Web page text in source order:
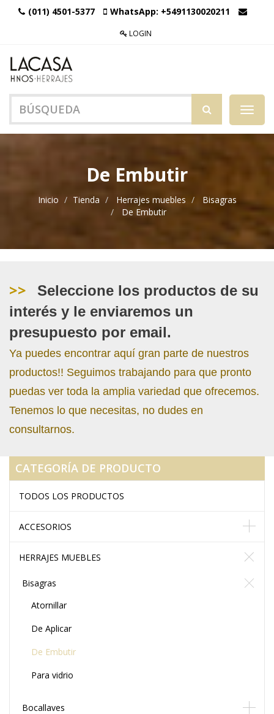
(011) 4501-5377 WhatsApp: +5491130020211
LOGIN
Menú
de
De Embutir
Inicio Tienda Herrajes muebles
Bisagras
De Embutir
>>
Seleccione los productos de su
interés y le enviaremos un
presupuesto por email.
Ya puedes encontrar aquí gran parte de nuestros
productos!! Seguimos trabajando para que pronto
puedas ver toda la amplia variedad que ofrecemos.
Tenemos lo que necesitas, no dudes en
consultarnos.
CATEGORÍA DE PRODUCTO
TODOS LOS PRODUCTOS
ACCESORIOS
HERRAJES MUEBLES
Bisagras
Atornillar
De Aplicar
De Embutir
Para vidrio
Bocallaves